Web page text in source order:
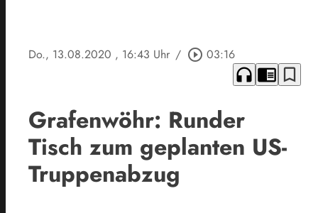
Do., 13.08.2020 , 16:43 Uhr / play_circle_outline 03:16
headphones chrome_reader_mode bookmark_border
Grafenwöhr: Runder
Tisch zum geplanten US-
Truppenabzug